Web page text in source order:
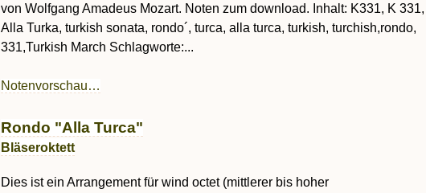
von Wolfgang Amadeus Mozart. Noten zum download. Inhalt: K331, K 331,
Alla Turka, turkish sonata, rondo´, turca, alla turca, turkish, turchish,rondo,
331,Turkish March Schlagworte:...
Notenvorschau…
Rondo "Alla Turca"
Bläseroktett
Dies ist ein Arrangement für wind octet (mittlerer bis hoher